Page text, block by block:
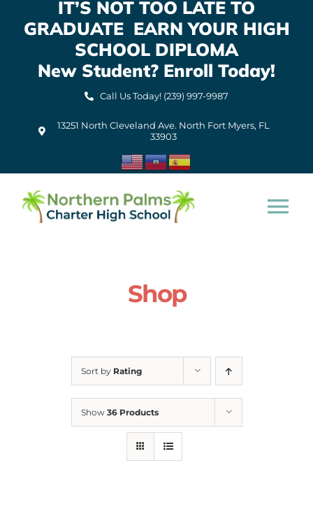
IT’S NOT TOO LATE TO
GRADUATE EARN YOUR HIGH
SCHOOL DIPLOMA
New Student? Enroll Today!
Call Us Today! (239) 997-9987
13251 North Cleveland Ave. North Fort Myers, FL
33903
For Parents
Contact Us
Shop
Sort by Rating
Show 36 Products